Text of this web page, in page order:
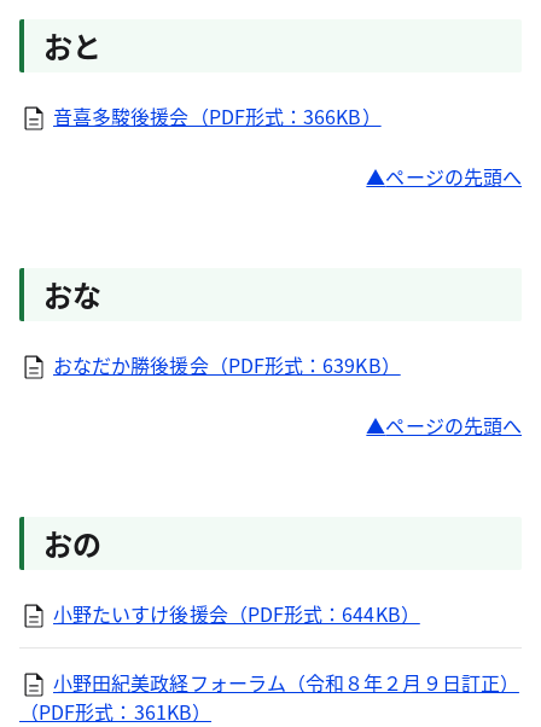
おと
音喜多駿後援会（PDF形式：366KB）
ページの先頭へ
おな
おなだか勝後援会（PDF形式：639KB）
ページの先頭へ
おの
小野たいすけ後援会（PDF形式：644KB）
小野田紀美政経フォーラム（令和８年２月９日訂正）
（PDF形式：361KB）